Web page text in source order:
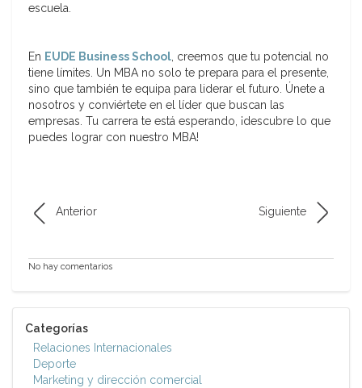
escuela.
En EUDE Business School, creemos que tu potencial no
tiene límites. Un MBA no solo te prepara para el presente,
sino que también te equipa para liderar el futuro. Únete a
nosotros y conviértete en el líder que buscan las
empresas. Tu carrera te está esperando, ¡descubre lo que
puedes lograr con nuestro MBA!
Anterior Siguiente
No hay comentarios
Categorías
Relaciones Internacionales
Deporte
Marketing y dirección comercial